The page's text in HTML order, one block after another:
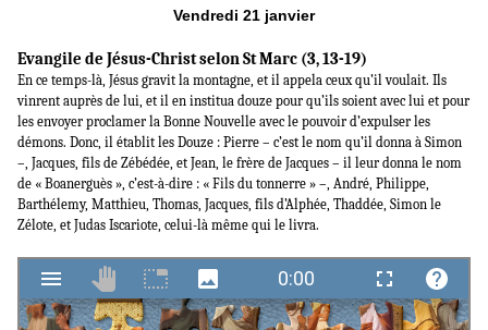
Vendredi 21 janvier
Evangile de Jésus-Christ selon St Marc (3, 13-19)
En ce temps-là, Jésus gravit la montagne, et il appela ceux qu’il voulait. Ils
vinrent auprès de lui, et il en institua douze pour qu’ils soient avec lui et pour
les envoyer proclamer la Bonne Nouvelle avec le pouvoir d’expulser les
démons. Donc, il établit les Douze : Pierre – c’est le nom qu’il donna à Simon
–, Jacques, fils de Zébédée, et Jean, le frère de Jacques – il leur donna le nom
de « Boanerguès », c’est-à-dire : « Fils du tonnerre » –, André, Philippe,
Barthélemy, Matthieu, Thomas, Jacques, fils d’Alphée, Thaddée, Simon le
Zélote, et Judas Iscariote, celui-là même qui le livra.